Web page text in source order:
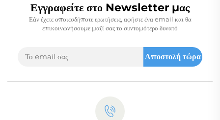
Εγγραφείτε στο Newsletter μας
Εάν έχετε οποιεσδήποτε ερωτήσεις, αφήστε ένα email και θα
επικοινωνήσουμε μαζί σας το συντομότερο δυνατό
Αποστολή τώρα